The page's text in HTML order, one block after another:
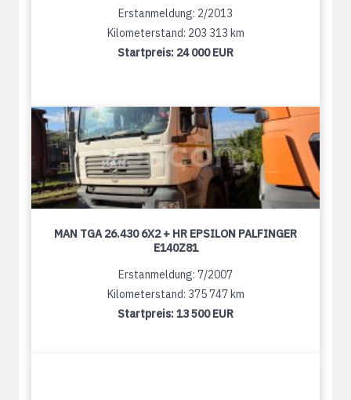
Erstanmeldung: 2/2013
Kilometerstand: 203 313 km
Startpreis: 24 000 EUR
MAN TGA 26.430 6X2 + HR EPSILON PALFINGER
E140Z81
Erstanmeldung: 7/2007
Kilometerstand: 375 747 km
Startpreis:13 500 EUR